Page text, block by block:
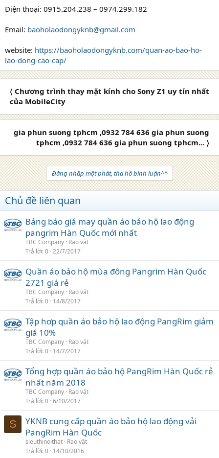
Điện thoại: 0915.204.238 – 0974.299.182
Email: baoholaodongyknb@gmail.com
website: https://baoholaodongyknb.com/quan-ao-bao-ho-
lao-dong-cao-cap/
〈 Chương trình thay mặt kính cho Sony Z1 uy tín nhất
của MobileCity
gia phun suong tphcm ,0932 784 636 gia phun suong
tphcm ,0932 784 636 gia phun suong tphcm... 〉
Đăng nhập một phát, tha hồ bình luận^^
Chủ đề liên quan
Bảng báo giá may quần áo bảo hộ lao động
pangrim Hàn Quốc mới nhất
TBC Company Rao vặt
Trả lời 0 22/7/2017
Quần áo bảo hộ mùa đông Pangrim Hàn Quốc
2721 giá rẻ
TBC Company Rao vặt
Trả lời 0 14/8/2017
Tập hơp quần áo bảo hộ lao động PangRim giảm
giá 10%
TBC Company Rao vặt
Trả lời 0 14/7/2017
Tổng hợp quần áo bảo hộ PangRim Hàn Quốc rẻ
nhất năm 2018
TBC Company Rao vặt
Trả lời 0 6/10/2017
S
YKNB cung cấp quần áo bảo hộ lao động vải
PangRim Hàn Quốc
sieuthinoithat Rao vặt
Trả lời 0 14/10/2016